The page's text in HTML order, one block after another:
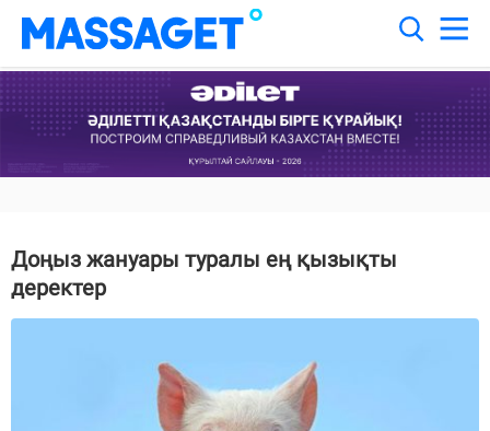
Доңыз жануары туралы ең қызықты
деректер